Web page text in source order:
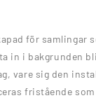
för samlingar
in i bakgrunden
vare sig den
fristående